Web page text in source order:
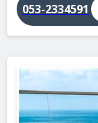
053-2334591